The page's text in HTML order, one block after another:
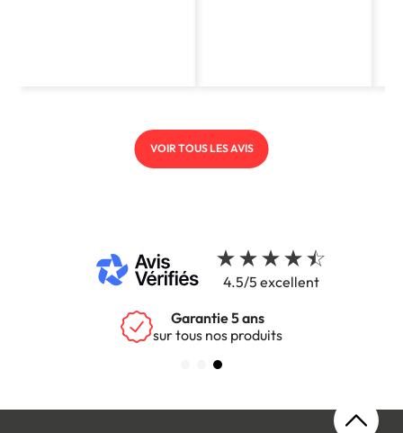
VOIR TOUS LES AVIS
4.5/5 excellent
Garantie 5 ans
sur tous nos produits